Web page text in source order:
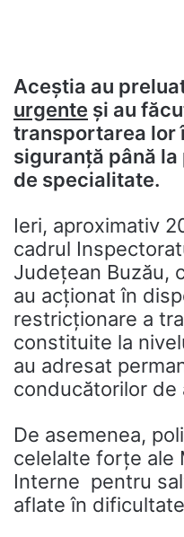
Aceștia au
urgente şi au
transportarea lor
siguranţă până
de specialitate.
Ieri, aproximativ
cadrul
Judeţean Buzău,
au acţionat în
restricţionare a
constituite la
au adresat
conducătorilor de
De asemenea,
celelalte forţe ale
Interne pentru
aflate în